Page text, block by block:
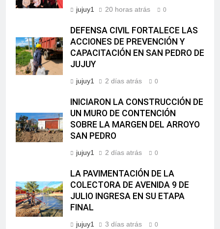
jujuy1 20 horas atrás 0
DEFENSA CIVIL FORTALECE LAS
ACCIONES DE PREVENCIÓN Y
CAPACITACIÓN EN SAN PEDRO DE
JUJUY
jujuy1 2 días atrás 0
INICIARON LA CONSTRUCCIÓN DE
UN MURO DE CONTENCIÓN
SOBRE LA MARGEN DEL ARROYO
SAN PEDRO
jujuy1 2 días atrás 0
LA PAVIMENTACIÓN DE LA
COLECTORA DE AVENIDA 9 DE
JULIO INGRESA EN SU ETAPA
FINAL
jujuy1 3 días atrás 0